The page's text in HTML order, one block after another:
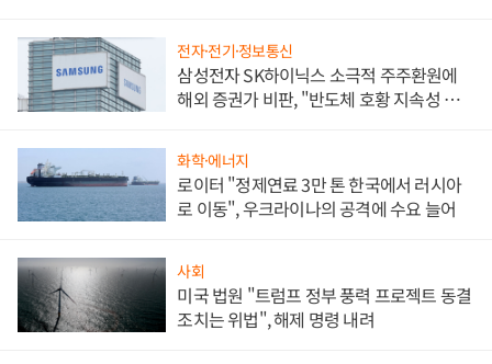
전자·전기·정보통신
삼성전자 SK하이닉스 소극적 주주환원에
해외 증권가 비판, "반도체 호황 지속성 의
화학·에너지
로이터 "정제연료 3만 톤 한국에서 러시아
로 이동", 우크라이나의 공격에 수요 늘어
사회
미국 법원 "트럼프 정부 풍력 프로젝트 동결
조치는 위법", 해제 명령 내려